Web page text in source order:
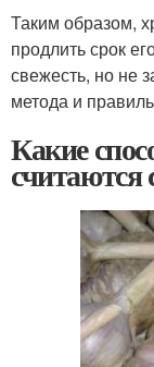
Таким образом,
продлить срок
свежесть, но не
метода и
Какие